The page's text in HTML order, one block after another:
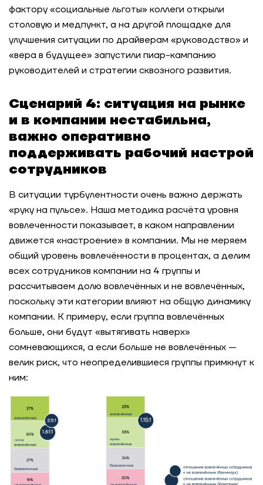
фактору «социальные льготы» коллеги открыли
столовую и медпункт, а на другой площадке для
улучшения ситуации по драйверам «руководство» и
«вера в будущее» запустили пиар-кампанию
руководителей и стратегии сквозного развития.
Сценарий 4: ситуация на рынке
и в компании нестабильна,
важно оперативно
поддерживать рабочий настрой
сотрудников
В ситуации турбулентности очень важно держать
«руку на пульсе». Наша методика расчёта уровня
вовлеченности показывает, в каком направлении
движется «настроение» в компании. Мы не меряем
общий уровень вовлечённости в процентах, а делим
всех сотрудников компании на 4 группы и
рассчитываем долю вовлечённых и не вовлечённых,
поскольку эти категории влияют на общую динамику
компании. К примеру, если группа вовлечённых
больше, они будут «вытягивать наверх»
сомневающихся, а если больше не вовлечённых —
велик риск, что неопределившиеся группы примкнут к
ним: